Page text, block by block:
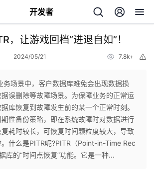
开发者
，让游戏回档“进退自如”！
2024/05/21 7.8k+
务场景中，客户数据库难免会出现数据损
误删除等故障场景。为保障业务的正常运
库恢复到故障发生前的某一个正常时刻。
性备份策略，即在系统故障时对数据进行
耗时较长，可恢复时间颗粒度较大，导致
什么是PITR呢?PITR（Point-in-Time Rec
库的“时间点恢复”功能。它是一种...